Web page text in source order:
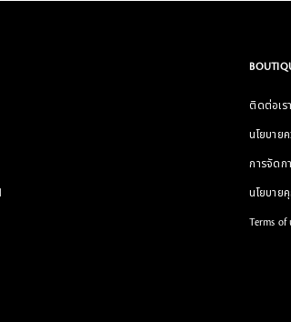
ติดต่อเรา
นโยบาย
การจัดก
นโยบาย
Terms of